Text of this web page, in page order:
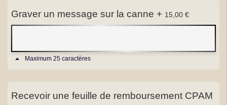
Graver un message sur la canne + 15,00 €
Maximum 25 caractères
Recevoir une feuille de remboursement CPAM